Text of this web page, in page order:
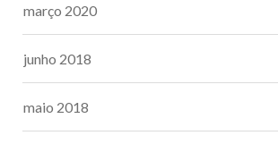
março 2020
junho 2018
maio 2018